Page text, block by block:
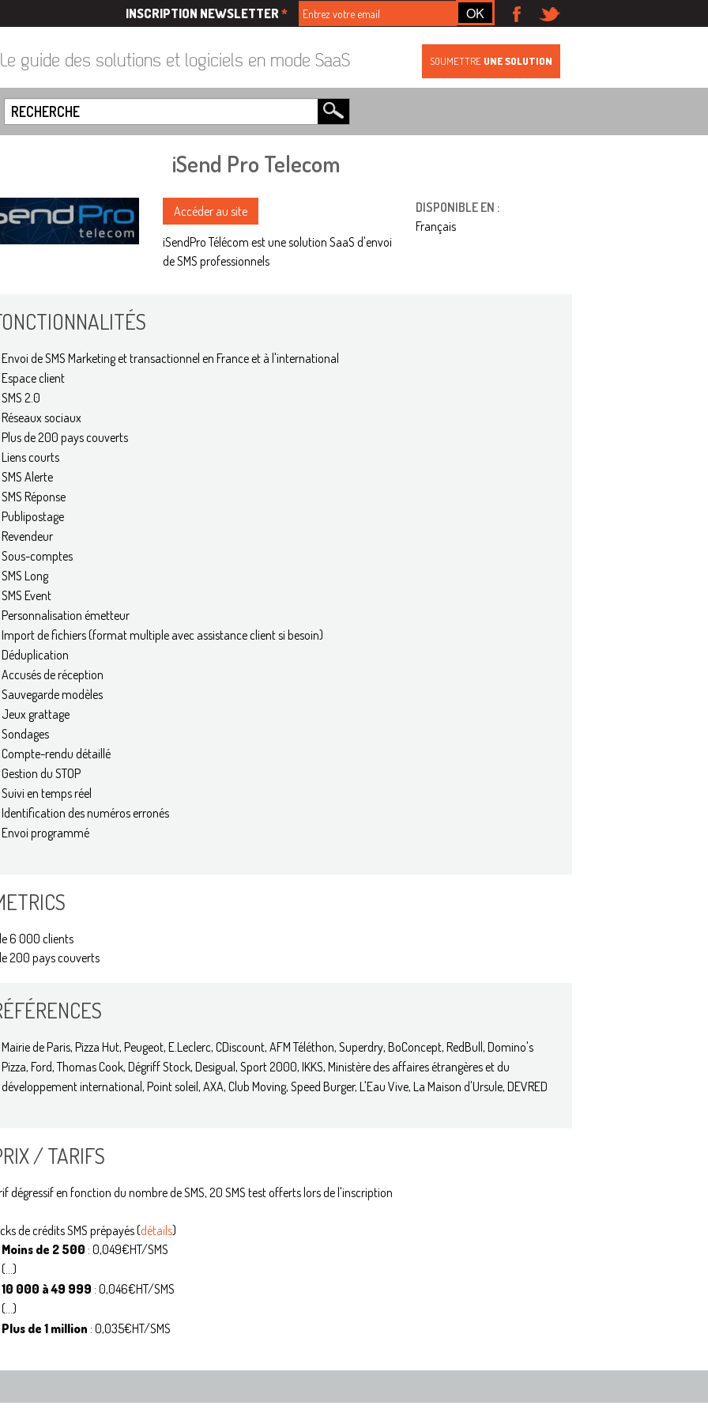
INSCRIPTION NEWSLETTER*
Le guide des solutions et logiciels en mode SaaS SOUMETTRE UNE SOLUTION
iSend Pro Telecom
Accéder au site
iSendPro Télécom est une solution SaaS d'envoi
de SMS professionnels
DISPONIBLE EN :
Français
Envoi de SMS Marketing et transactionnel en France et à l'international
Espace client
SMS 2.0
Réseaux sociaux
Plus de 200 pays couverts
Liens courts
SMS Alerte
SMS Réponse
Publipostage
Revendeur
Sous-comptes
SMS Long
SMS Event
Personnalisation émetteur
Import de fichiers (format multiple avec assistance client si besoin)
Déduplication
Accusés de réception
Sauvegarde modèles
Jeux grattage
Sondages
Compte-rendu détaillé
Gestion du STOP
Suivi en temps réel
Identification des numéros erronés
Envoi programmé
6 000 clients
200 pays couverts
Mairie de Paris, Pizza Hut, Peugeot, E.Leclerc, CDiscount, AFM Téléthon, Superdry, BoConcept, RedBull, Domino's
Pizza, Ford, Thomas Cook, Dégriff Stock, Desigual, Sport 2000, IKKS, Ministère des affaires étrangères et du
développement international, Point soleil, AXA, Club Moving, Speed Burger, L'Eau Vive, La Maison d'Ursule, DEVRED
/ TARIFS
dégressif en fonction du nombre de SMS, 20 SMS test offerts lors de l'inscription
de crédits SMS prépayés (détails)
Moins de 2 500 : 0,049€HT/SMS
(...)
10 000 à 49 999 : 0,046€HT/SMS
(...)
Plus de 1 million : 0,035€HT/SMS